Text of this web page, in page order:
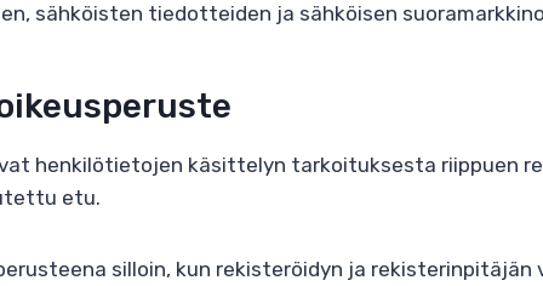
sähköisten tiedotteiden ja sähköisen
henkilötietojen käsittelyn tarkoituksesta riippuen
etu.
silloin, kun rekisteröidyn ja rekisterinpitäjän